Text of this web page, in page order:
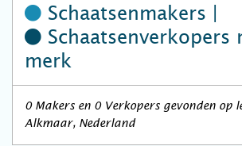
Schaatsenmakers |
Schaatsenverkopers
merk
0 Makers en 0 Verkopers gevonden op
Alkmaar, Nederland